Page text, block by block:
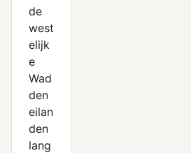
de
west
elijk
e
Wad
den
eilan
den
lang